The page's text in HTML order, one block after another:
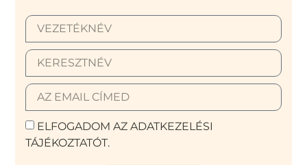
ELFOGADOM AZ ADATKEZELÉSI
TÁJÉKOZTATÓT.